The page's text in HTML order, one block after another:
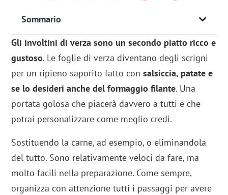
Sommario
Gli involtini di verza sono un secondo piatto ricco e
gustoso. Le foglie di verza diventano degli scrigni
per un ripieno saporito fatto consalsiccia, patate e
se lo desideri anche del formaggio filante. Una
portata golosa che piacerà davvero a tutti e che
potrai personalizzare come meglio credi.
Sostituendo la carne, ad esempio, o eliminandola
del tutto. Sono relativamente veloci da fare, ma
molto facili nella preparazione. Come sempre,
organizza con attenzione tutti i passaggi per avere